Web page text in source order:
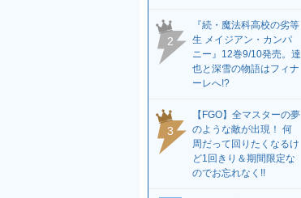
2
『続・魔法科高校の劣等
生 メイジアン・カンパ
ニー』12巻9/10発売。達
也と深雪の物語はフィナ
ーレへ!?
3
【FGO】全マスターの夢
のような敵が出現！ 何
周だって回りたくなるけ
ど1回きり＆期間限定な
のでお忘れなく!!